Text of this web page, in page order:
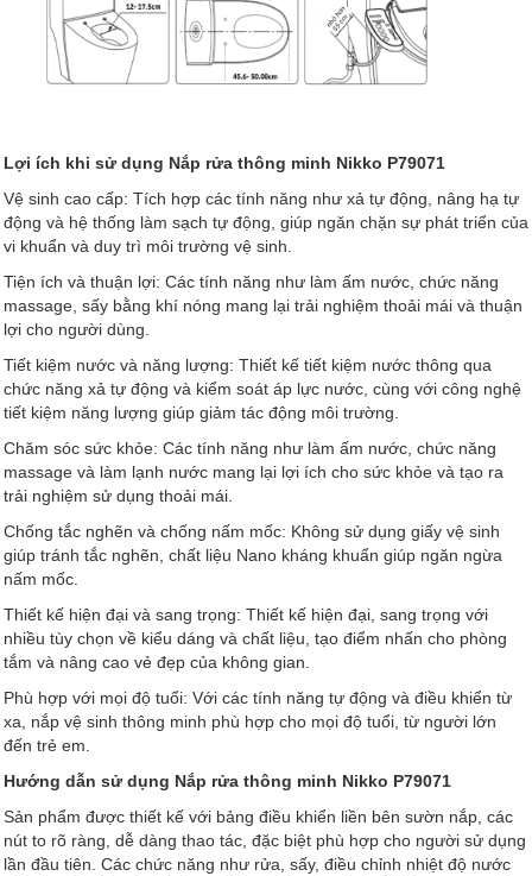
Lợi ích khi sử dụng Nắp rửa thông minh Nikko P79071
Vệ sinh cao cấp: Tích hợp các tính năng như xả tự động, nâng hạ tự
động và hệ thống làm sạch tự động, giúp ngăn chặn sự phát triển của
vi khuẩn và duy trì môi trường vệ sinh.
Tiện ích và thuận lợi: Các tính năng như làm ấm nước, chức năng
massage, sấy bằng khí nóng mang lại trải nghiệm thoải mái và thuận
lợi cho người dùng.
Tiết kiệm nước và năng lượng: Thiết kế tiết kiệm nước thông qua
chức năng xả tự động và kiểm soát áp lực nước, cùng với công nghệ
tiết kiệm năng lượng giúp giảm tác động môi trường.
Chăm sóc sức khỏe: Các tính năng như làm ấm nước, chức năng
massage và làm lạnh nước mang lại lợi ích cho sức khỏe và tạo ra
trải nghiệm sử dụng thoải mái.
Chống tắc nghẽn và chống nấm mốc: Không sử dụng giấy vệ sinh
giúp tránh tắc nghẽn, chất liệu Nano kháng khuẩn giúp ngăn ngừa
nấm mốc.
Thiết kế hiện đại và sang trọng: Thiết kế hiện đại, sang trọng với
nhiều tùy chọn về kiểu dáng và chất liệu, tạo điểm nhấn cho phòng
tắm và nâng cao vẻ đẹp của không gian.
Phù hợp với mọi độ tuổi: Với các tính năng tự động và điều khiển từ
xa, nắp vệ sinh thông minh phù hợp cho mọi độ tuổi, từ người lớn
đến trẻ em.
Hướng dẫn sử dụng Nắp rửa thông minh Nikko P79071
Sản phẩm được thiết kế với bảng điều khiển liền bên sườn nắp, các
nút to rõ ràng, dễ dàng thao tác, đặc biệt phù hợp cho người sử dụng
lần đầu tiên. Các chức năng như rửa, sấy, điều chỉnh nhiệt độ nước